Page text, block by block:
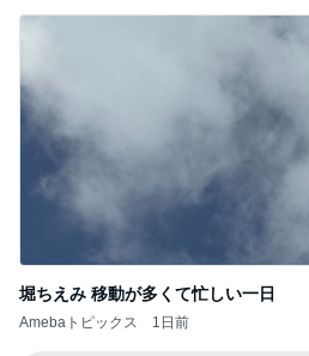
堀ちえみ 移動が多くて忙しい一日
Amebaトピックス 1日前